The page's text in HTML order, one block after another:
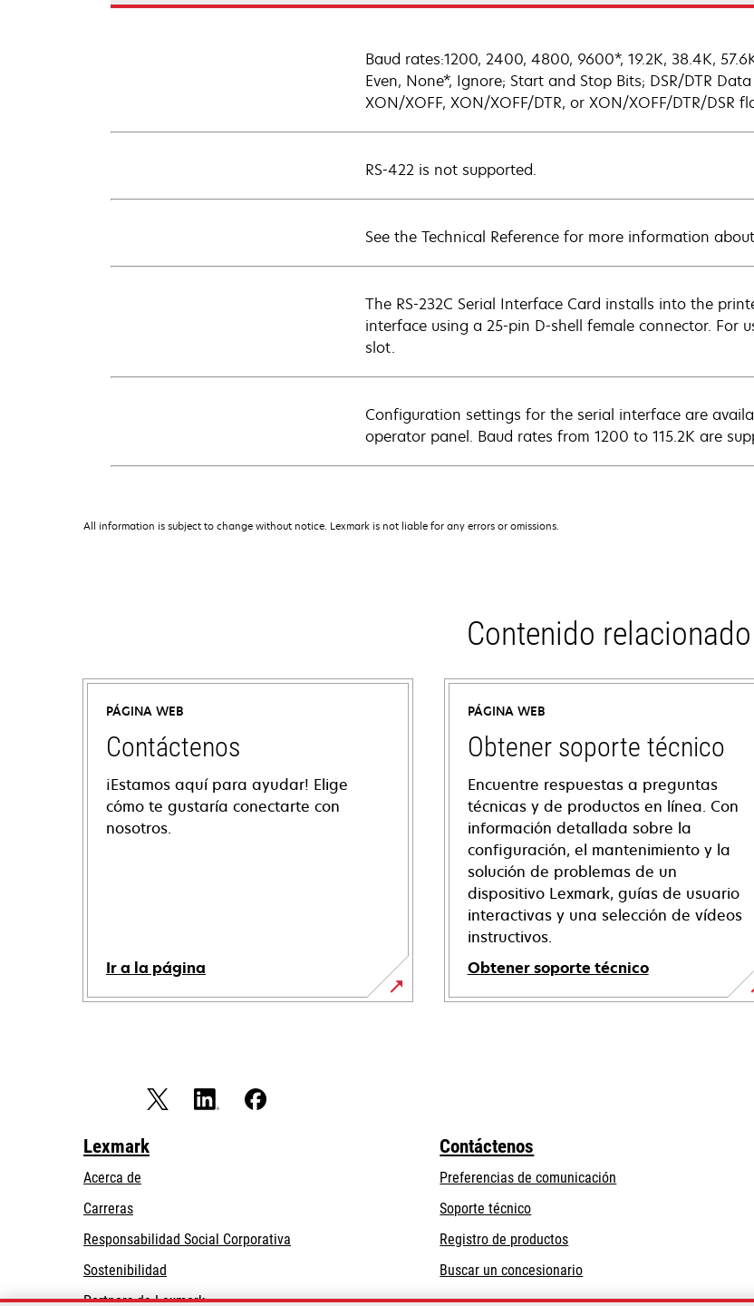
Baud rates:1200, 2400, 4800, 9600*, 19.2K, 38.4K,
Even, None*, Ignore; Start and Stop Bits; DSR/DTR
XON/XOFF, XON/XOFF/DTR, or XON/XOFF/DTR/
RS-422 is not supported.
See the Technical Reference for more information
The RS-232C Serial Interface Card installs into the
interface using a 25-pin D-shell female connector. For
slot.
Configuration settings for the serial interface are
operator panel. Baud rates from 1200 to 115.2K are
All information is subject to change without notice. Lexmark is not liable for any errors or omissions.
Contenido relacionado
PÁGINA WEB
Contáctenos
¡Estamos aquí para ayudar! Elige
cómo te gustaría conectarte con
nosotros.
Ir a la página
PÁGINA WEB
Obtener soporte técnico
Encuentre respuestas a preguntas
técnicas y de productos en línea. Con
información detallada sobre la
configuración, el mantenimiento y la
solución de problemas de un
dispositivo Lexmark, guías de usuario
interactivas y una selección de vídeos
instructivos.
Obtener soporte técnico
opens
Lexmark
Acerca de
Carreras
Responsabilidad Social Corporativa
Sostenibilidad
Partners de Lexmark
Contáctenos
Preferencias de comunicación
Soporte técnicoopens
in
a
new
tab
Registro de productos
Buscar un concesionario